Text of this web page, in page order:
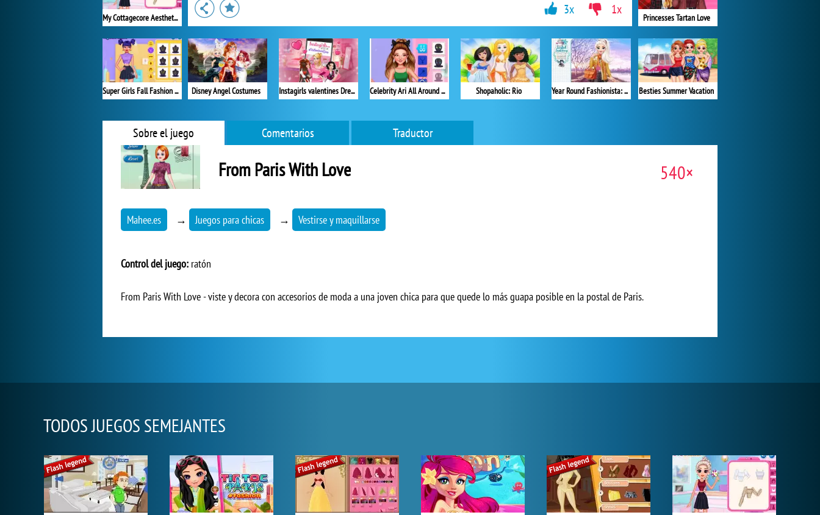
My Cottagecore Aesthetic Look
Super Girls Fall Fashion Trends
Princesses Tartan Love
Besties Summer Vacation
Disney Angel Costumes Instagirls valentines Dress up Celebrity Ari All Around the Fashion Shopaholic: Rio Year Round Fashionista: Elsa
3x 1x
Sobre el juego Comentarios Traductor
From Paris With Love 540×
Mahee.es → Juegos para chicas → Vestirse y maquillarse
Control del juego: ratón
From Paris With Love - viste y decora con accesorios de moda a una joven chica para que quede lo más guapa posible en la postal de Paris.
TODOS JUEGOS SEMEJANTES